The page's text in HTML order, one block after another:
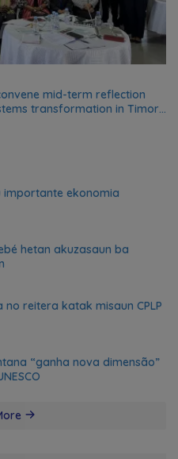
mid-term reflection
transformation in Timor-
importante ekonomia
hetan akuzasaun ba
reitera katak misaun CPLP
“ganha nova dimensão”